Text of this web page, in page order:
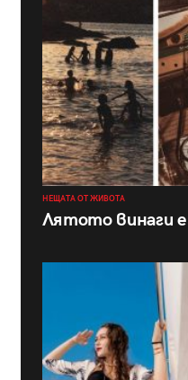
НЕЩАТА ОТ ЖИВОТА
Лятото винаги